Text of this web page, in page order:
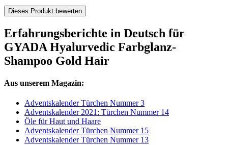
Dieses Produkt bewerten
Erfahrungsberichte in Deutsch für
GYADA Hyalurvedic Farbglanz-
Shampoo Gold Hair
Aus unserem Magazin:
Adventskalender Türchen Nummer 3
Adventskalender 2021: Türchen Nummer 14
Öle für Haut und Haare
Adventskalender Türchen Nummer 15
Adventskalender Türchen Nummer 13